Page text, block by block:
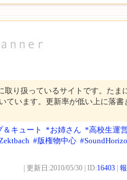
取り扱っているサイトです。たま
ています。更新率が低い上に落書
キュート *お姉さん *高校生運
#版権物中心
| 更新日:2010/05/30 | ID:16403